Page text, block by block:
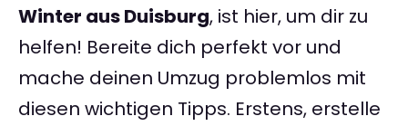
Winter aus Duisburg, ist hier, um dir zu
helfen! Bereite dich perfekt vor und
mache deinen Umzug problemlos mit
diesen wichtigen Tipps. Erstens, erstelle